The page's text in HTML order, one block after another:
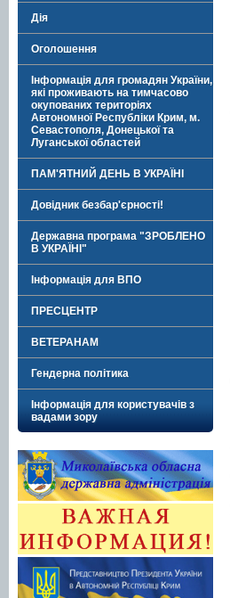
Дія
Оголошення
Інформація для громадян України,
які проживають на тимчасово
окупованих територіях
Автономної Республіки Крим, м.
Севастополя, Донецької та
Луганської областей
ПАМ'ЯТНИЙ ДЕНЬ В УКРАЇНІ
Довідник безбар'єрності!
Державна програма "ЗРОБЛЕНО
В УКРАЇНІ"
Інформація для ВПО
ПРЕСЦЕНТР
ВЕТЕРАНАМ
Гендерна політика
Інформація для користувачів з
вадами зору